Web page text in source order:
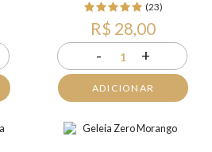
(23)
R$ 28,00
- 1 +
ADICIONAR